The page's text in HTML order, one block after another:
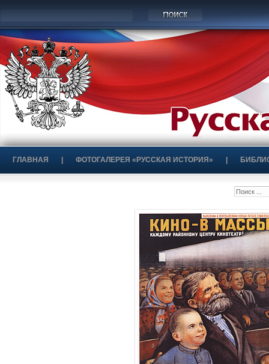
ГЛАВНАЯ ФОТОГАЛЕРЕЯ «РУССКАЯ ИСТОРИЯ»